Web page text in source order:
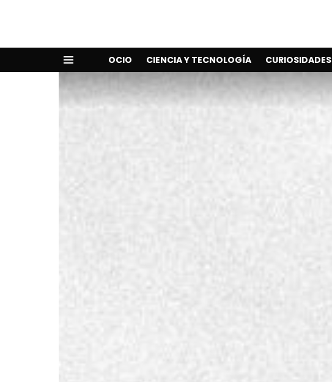
OCIO CIENCIA Y TECNOLOGÍA CURIOSIDADES